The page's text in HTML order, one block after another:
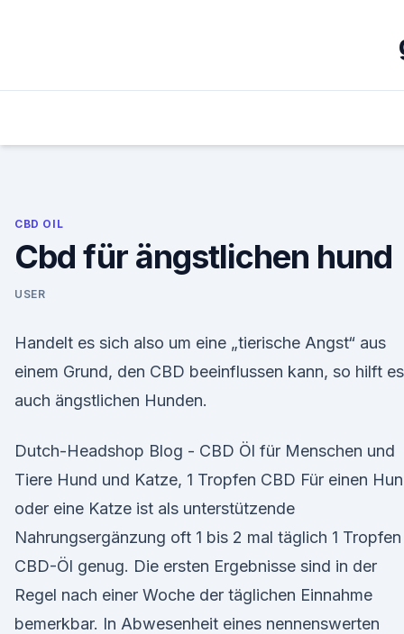
CBD OIL
Cbd für ängstlichen hund
USER
Handelt es sich also um eine „tierische Angst“ aus
einem Grund, den CBD beeinflussen kann, so hilft es
auch ängstlichen Hunden.
Dutch-Headshop Blog - CBD Öl für Menschen und
Tiere Hund und Katze, 1 Tropfen CBD Für einen
oder eine Katze ist als unterstützende
Nahrungsergänzung oft 1 bis 2 mal täglich 1 Tropfen
CBD-Öl genug. Die ersten Ergebnisse sind in der
Regel nach einer Woche der täglichen Einnahme
bemerkbar. In Abwesenheit eines nennenswerten